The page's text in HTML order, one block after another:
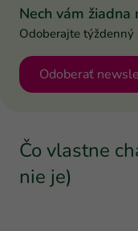
Nech vám žiadna
Odoberajte
Odoberať
Čo vlastne
nie je)